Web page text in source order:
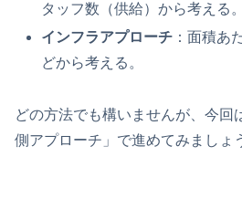
タッフ数（供給）から考える。
インフラアプローチ ：面積あ
どから考える。
どの方法でも構いませんが、今回
側アプローチ」で進めてみましょ